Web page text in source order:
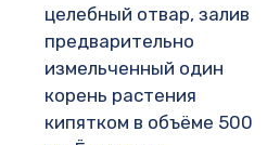
целебный отвар, залив
предварительно
измельченный один
корень растения
кипятком в объёме 500